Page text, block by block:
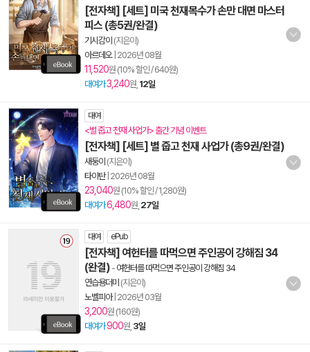
[전자책] [세트] 미국 천재목수가 손만 대면 마스터
피스 (총5권/완결)
기시감이 (지은이)
아르데오| 2026년 08월
11,520원 (10% 할인 / 640원)
대여가3,240원, 12일
대여
<별 줍고 천재 사업가> 출간 기념 이벤트
[전자책] [세트] 별 줍고 천재 사업가 (총9권/완결)
새둥이 (지은이)
타이탄| 2026년 08월
23,040원 (10% 할인 / 1,280원)
대여가6,480원, 27일
대여 ePub
[전자책] 여헌터를 따먹으면 주인공이 강해짐 34
(완결) - 여헌터를 따먹으면 주인공이 강해짐 34
연습용더미 (지은이)
노벨피아| 2026년 03월
3,200원 (160원)
대여가900원, 3일